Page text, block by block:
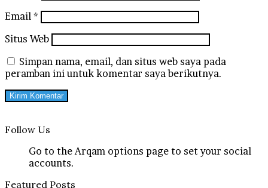
Email *
Situs Web
Simpan nama, email, dan situs web saya pada
peramban ini untuk komentar saya berikutnya.
Follow Us
Go to the Arqam options page to set your social
accounts.
Featured Posts